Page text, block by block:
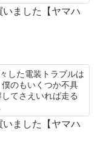
ました【ヤマハ
した電装トラブルは
のもいくつか不具
てさえいれば走る
ました【ヤマハ